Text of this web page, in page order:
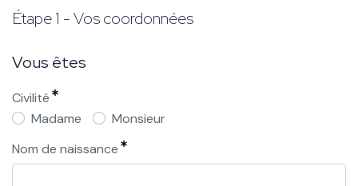
Étape 1 - Vos coordonnées
Vous êtes
Civilité
Madame
Monsieur
Nom de naissance